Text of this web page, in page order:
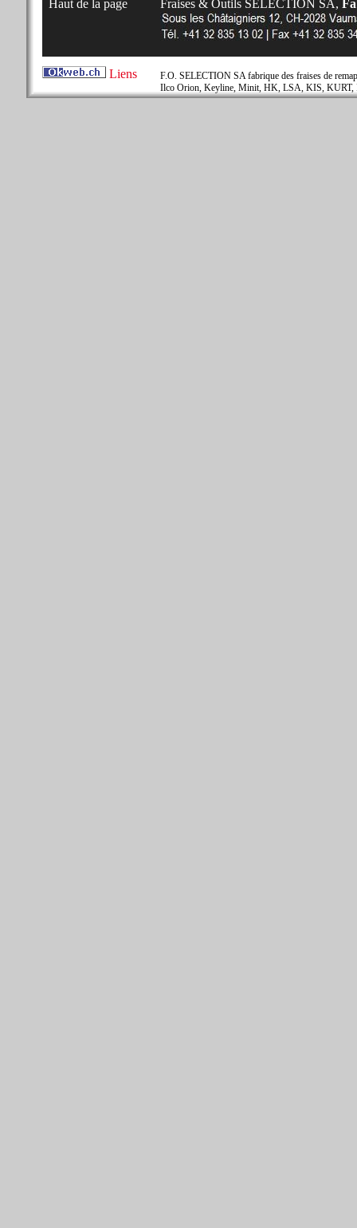
Haut de la page Fraises & Outils SELECTION SA,
Liens
F.O. SELECTION SA fabrique des fraises de
Ilco Orion, Keyline, Minit, HK, LSA, KIS, KURT,